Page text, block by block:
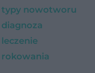
typy nowotworu
rokowania